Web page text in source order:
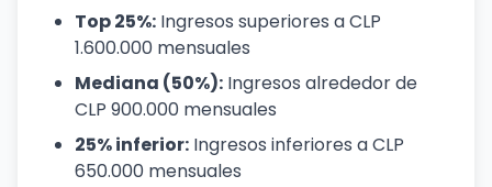
Top 25%: Ingresos superiores a CLP
1.600.000 mensuales
Mediana (50%): Ingresos alrededor de
CLP 900.000 mensuales
25% inferior: Ingresos inferiores a CLP
650.000 mensuales